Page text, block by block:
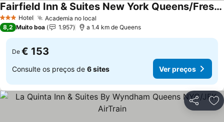
3 EstrelasHotel Academia no local
Fairfield Inn & Suites New York Queens/Fresh Meadows
Ver preços
8,2 Muito boa 1.957 a 1.4 km de Queens
De € 153
Consulte os preços de 6 sites Ver preços
Partilhar